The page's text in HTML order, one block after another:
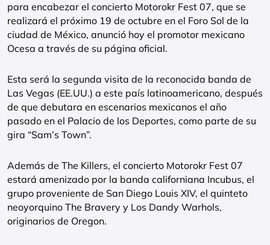
para encabezar el concierto Motorokr Fest 07, que se
realizará el próximo 19 de octubre en el Foro Sol de la
ciudad de México, anunció hoy el promotor mexicano
Ocesa a través de su página oficial.
Esta será la segunda visita de la reconocida banda de
Las Vegas (EE.UU.) a este país latinoamericano, después
de que debutara en escenarios mexicanos el año
pasado en el Palacio de los Deportes, como parte de su
gira “Sam’s Town”.
Además de The Killers, el concierto Motorokr Fest 07
estará amenizado por la banda californiana Incubus, el
grupo proveniente de San Diego Louis XIV, el quinteto
neoyorquino The Bravery y Los Dandy Warhols,
originarios de Oregon.